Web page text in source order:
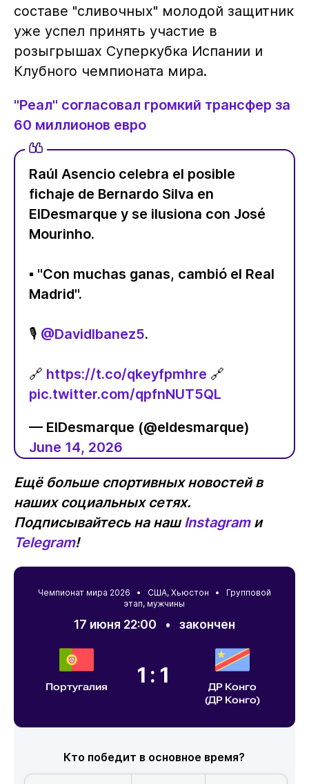
составе "сливочных" молодой защитник
уже успел принять участие в
розыгрышах Суперкубка Испании и
Клубного чемпионата мира.
"Реал" согласовал громкий трансфер за
60 миллионов евро
Raúl Asencio celebra el posible
fichaje de Bernardo Silva en
ElDesmarque y se ilusiona con José
Mourinho.
▪️ "Con muchas ganas, cambió el Real
Madrid".
🎙️ @DavidIbanez5.
🔗 https://t.co/qkeyfpmhre 🔗
pic.twitter.com/qpfnNUT5QL
— ElDesmarque (@eldesmarque)
June 14, 2026
Ещё больше спортивных новостей в
наших социальных сетях.
Подписывайтесь на нашInstagramи
Telegram!
Чемпионат мира 2026 • США, Хьюстон • Групповой
этап, мужчины
17 июня 22:00 • закончен
Португалия 1:1
ДР Конго
(ДР Конго)
Кто победит в основное время?